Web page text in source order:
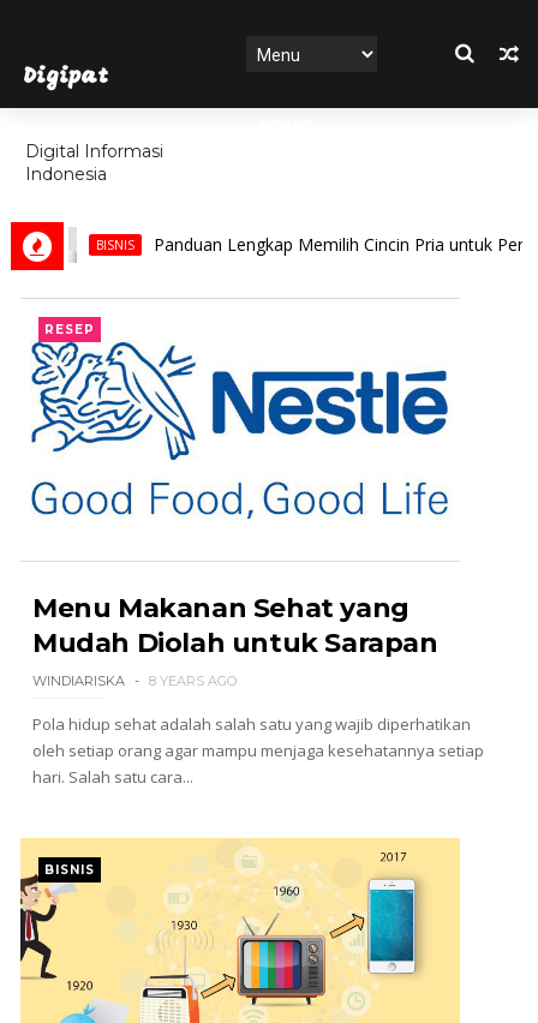
Digipat
Digital Informasi
Indonesia
FEATURES
Panduan Lengkap Memilih Cincin Pria untuk Pernikahan,
RESEP
Menu Makanan Sehat yang
Mudah Diolah untuk Sarapan
WINDIARISKA 8 YEARS AGO
Pola hidup sehat adalah salah satu yang wajib diperhatikan
oleh setiap orang agar mampu menjaga kesehatannya setiap
hari. Salah satu cara...
BISNIS